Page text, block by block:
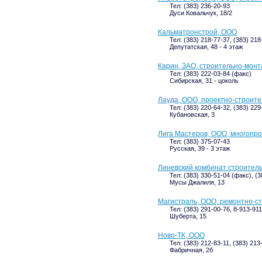
Тел: (383) 236-20-93
Дуси Ковальчук, 18/2
Кальматронстрой, ООО
Тел: (383) 218-77-37, (383)
Депутатская, 48 - 4 этаж
Карин, ЗАО, строительно-
Тел: (383) 222-03-84 (факс)
Сибирская, 31 - цоколь
Лауда, ООО, проектно-
Тел: (383) 220-64-32, (383)
Кубановская, 3
Лига Мастеров, ООО,
Тел: (383) 375-07-43
Русская, 39 - 3 этаж
Линевский комбинат
Тел: (383) 330-51-04 (факс),
Мусы Джалиля, 13
Магистраль, ООО, ремонтно-
Тел: (383) 291-00-76, 8-913-
Шуберта, 15
Ново-ТК, ООО
Тел: (383) 212-83-11, (383)
Фабричная, 2б